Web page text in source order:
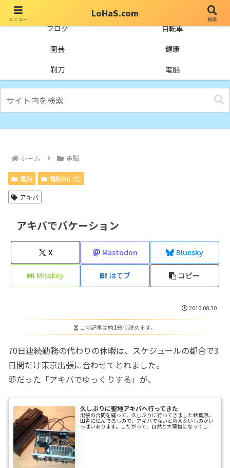
ブログ
自転車
園芸
健康
剃刀
電脳
ホーム 電脳
電脳 電脳街日記
アキバ
アキバでバケーション
X Mastodon Bluesky
Misskey はてブ コピー
2010.08.30
この記事は約1分で読めます。
70日連続勤務の代わりの休暇は、スケジュールの都合で3
日間だけ東京出張に合わせてとれました。
夢だった「アキバでゆっくりする」が、
久しぶりに聖地アキバへ行ってきた
出張の合間を縫って、久しぶりに行ってきました秋葉原。
田舎に住んでるもので、アキバでないと買えないものがい
っぱいあります。したがって、自然と大荷物になってしま
メニュー
LoHaS.com
検索